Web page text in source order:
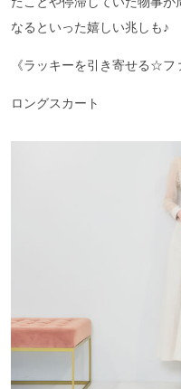
なるといった嬉しい兆しも♪
《ラッキーを引き寄せる☆フ
ロングスカート